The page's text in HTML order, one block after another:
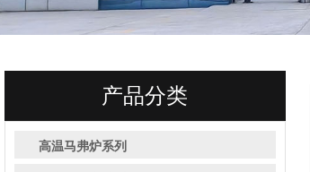
产品分类
高温马弗炉系列